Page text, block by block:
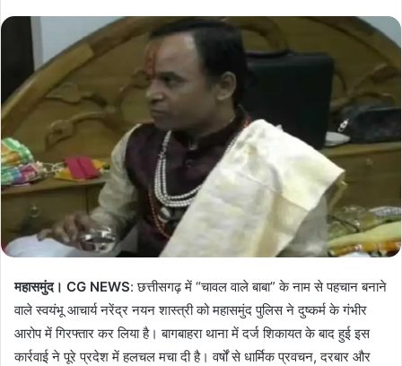
महासमुंद। CG NEWS: छत्तीसगढ़ में “चावल वाले बाबा” के नाम से पहचान बनाने
वाले स्वयंभू आचार्य नरेंद्र नयन शास्त्री को महासमुंद पुलिस ने दुष्कर्म के गंभीर
आरोप में गिरफ्तार कर लिया है। बागबाहरा थाना में दर्ज शिकायत के बाद हुई इस
कार्रवाई ने पूरे प्रदेश में हलचल मचा दी है। वर्षों से धार्मिक प्रवचन, दरबार और